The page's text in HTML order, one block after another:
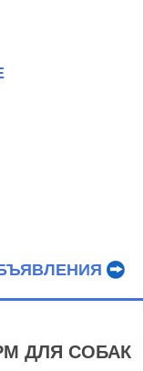
ДЛЯ СОБАК